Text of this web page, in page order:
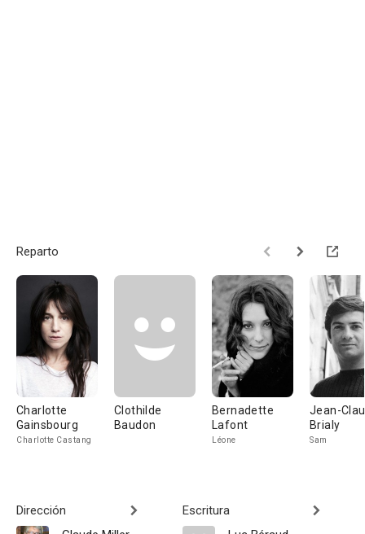
Reparto
Charlotte
Gainsbourg
Charlotte Castang
Clothilde
Baudon
Bernadette
Lafont
Léone
Jean-
Brialy
Sam
Dirección
Escritura